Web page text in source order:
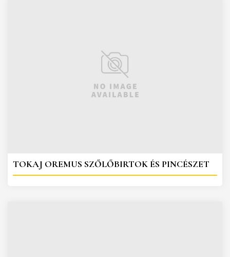
TOKAJ OREMUS SZŐLŐBIRTOK ÉS PINCÉSZET